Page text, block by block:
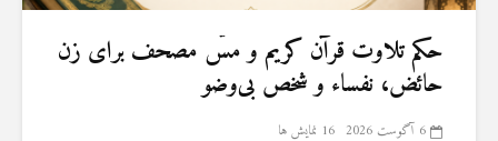
حكم تلاوت قرآن كريم و مسّ مصحف برای زن
حائض، نفساء و شخص بی‌وضو
6 آگوست 2026 16 نمایش ها